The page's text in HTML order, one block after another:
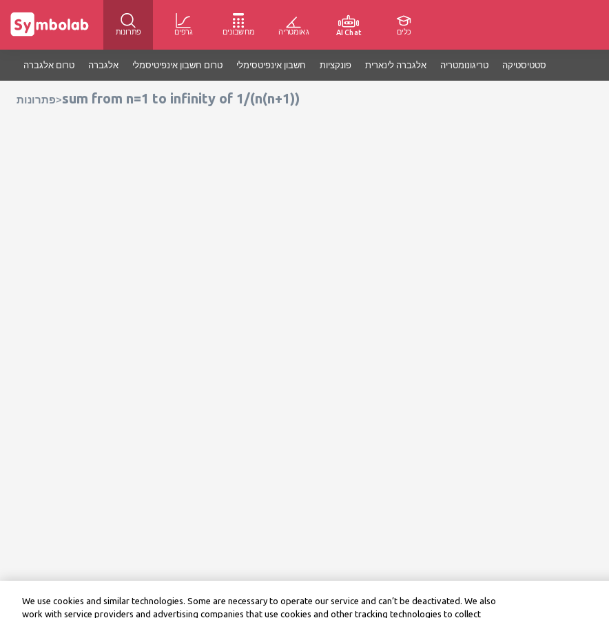
פתרונות גרפים מחשבונים גאומטריה AI Chat כלים
טרום אלגברה אלגברה טרום חשבון אינפיטיסמלי חשבון אינפיטסימלי פונקציות אלגברה לינארית טריגונומטריה סטטיסטיקה
פתרונות>sum from n=1 to infinity of 1/(n(n+1))
We use cookies and similar technologies. Some are necessary to operate our service and can’t be deactivated. We also
work with service providers and advertising companies that use cookies and other tracking technologies to collect